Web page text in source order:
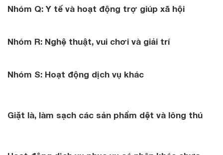
Nhóm Q: Y tế và hoạt động trợ giúp xã hội
Nhóm R: Nghệ thuật, vui chơi và giải trí
Nhóm S: Hoạt động dịch vụ khác
Giặt là, làm sạch các sản phẩm dệt và lông thú